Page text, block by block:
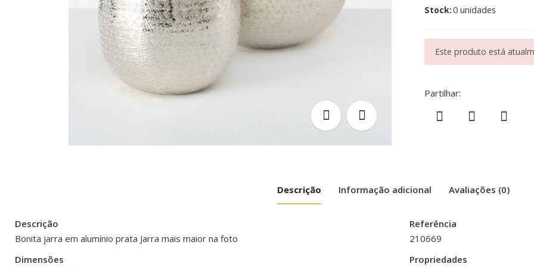
Stock:0 unidades
Este produto está
Partilhar:
Descrição Informação adicional Avaliações (0)
Descrição
Bonita jarra em alumínio prata Jarra mais maior na foto
Dimensões
Referência
210669
Propriedades
Peso 0.900 kg
Dimensões
There are no reviews yet.
Be the first to review “Vaso/Jarra em Alumínio Prata – Grande”